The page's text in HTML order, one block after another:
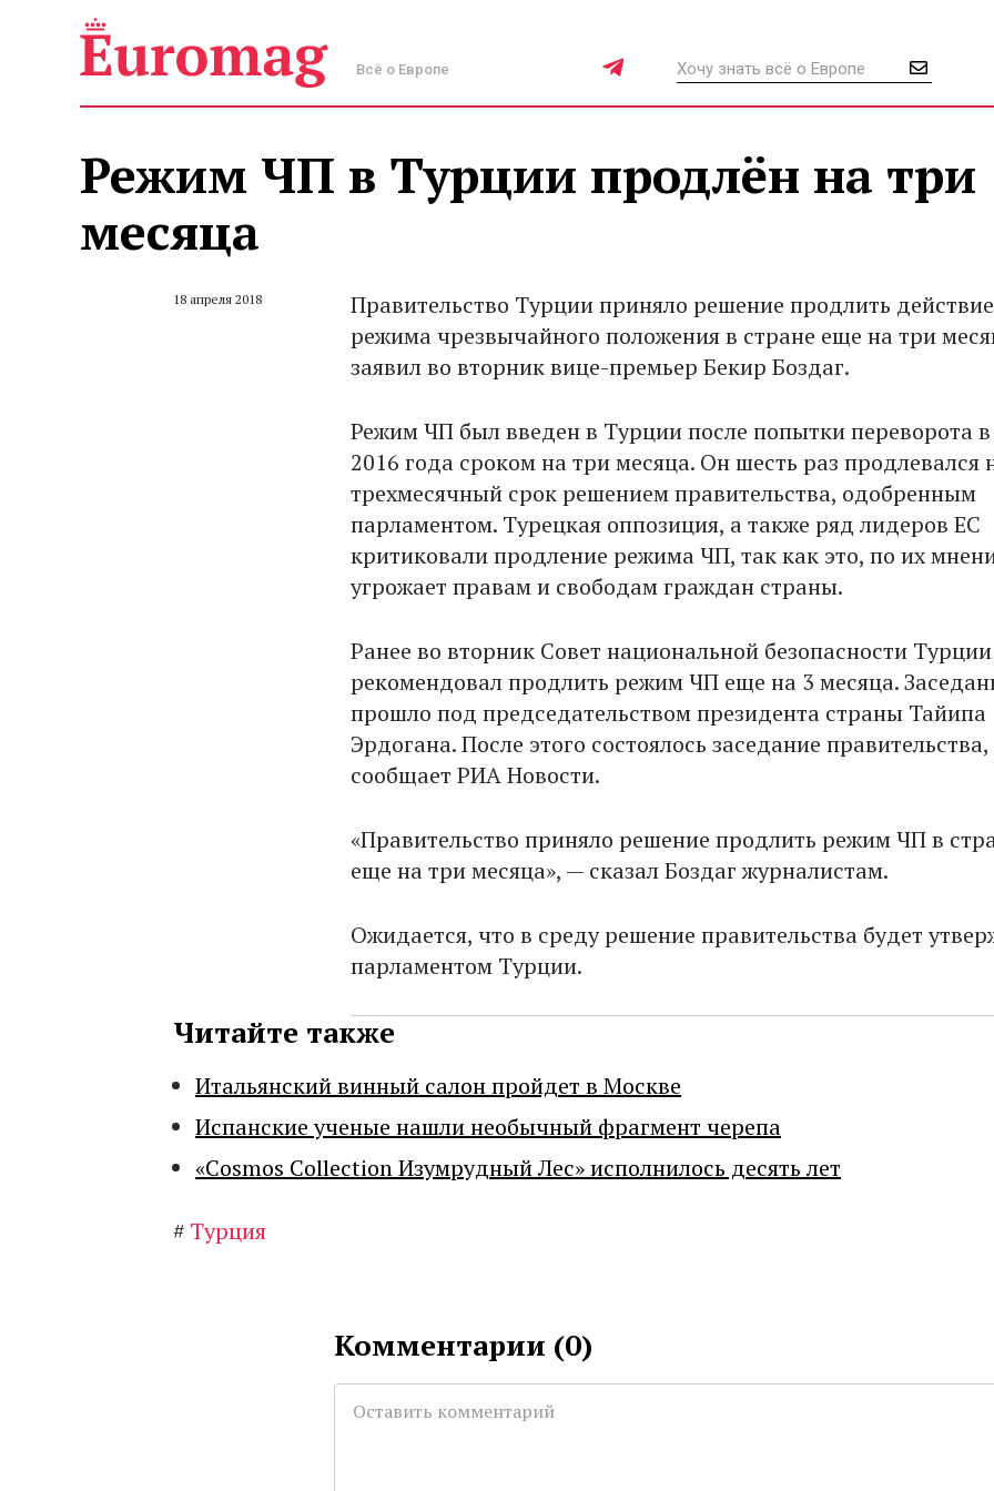
Всё о Европе
Режим ЧП в Турции продлён на три
месяца‍
18 апреля 2018
Правительство Турции приняло решение продлить действие
режима чрезвычайного положения в стране еще на три
заявил во вторник вице-премьер Бекир Боздаг.
Режим ЧП был введен в Турции после попытки переворота
2016 года сроком на три месяца. Он шесть раз продлевался
трехмесячный срок решением правительства, одобренным
парламентом. Турецкая оппозиция, а также ряд лидеров ЕС
критиковали продление режима ЧП, так как это, по их
угрожает правам и свободам граждан страны.
Ранее во вторник Совет национальной безопасности Турции
рекомендовал продлить режим ЧП еще на 3 месяца.
прошло под председательством президента страны Тайипа
Эрдогана. После этого состоялось заседание правительства,
сообщает РИА Новости.
«Правительство приняло решение продлить режим ЧП в
еще на три месяца», — сказал Боздаг журналистам.
Ожидается, что в среду решение правительства будет
парламентом Турции.
Читайте также
Итальянский винный салон пройдет в Москве
Испанские ученые нашли необычный фрагмент черепа
«Cosmos Collection Изумрудный Лес» исполнилось десять лет
# Турция
Комментарии (0)